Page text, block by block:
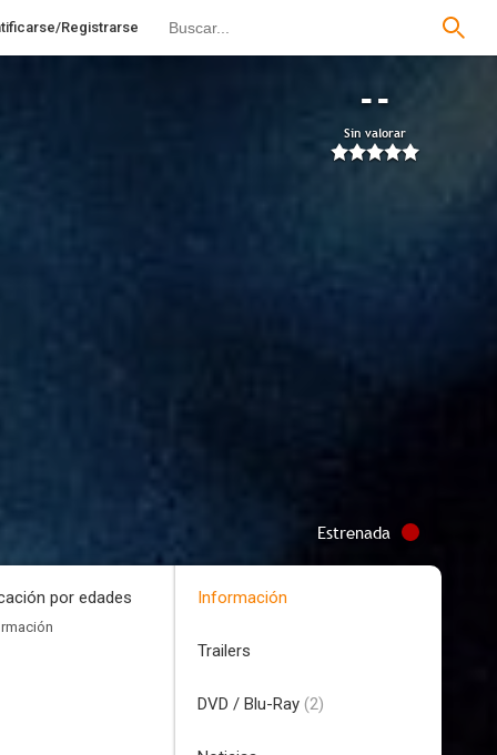
Registrarse
--
Sin valorar
Estrenada
por edades Información
Trailers
DVD / Blu-Ray (2)